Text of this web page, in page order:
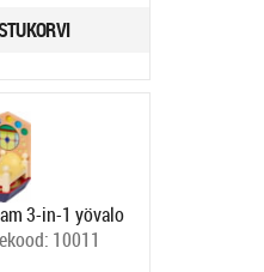
3-in-1 yövalo
10011